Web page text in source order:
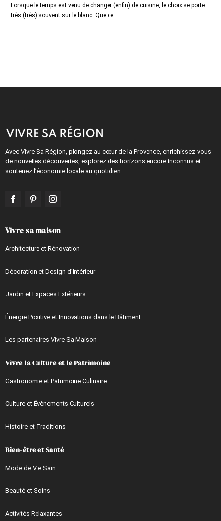
Lorsque le temps est venu de changer (enfin) de cuisine, le choix se porte
très (très) souvent sur le blanc. Que ce...
Avec Vivre Sa Région, plongez au cœur de la Provence, enrichissez-vous
de nouvelles découvertes, explorez des horizons encore inconnus et
soutenez l’économie locale au quotidien.
Vivre sa maison
Architecture et Rénovation
Décoration et Design d’Intérieur
Jardin et Espaces Extérieurs
Énergie Positive et Innovations dans le Bâtiment
Les partenaires Vivre Sa Maison
Vivre la Culture et le Patrimoine
Gastronomie et Patrimoine Culinaire
Culture et Évènements Culturels
Histoire et Traditions
Bien-être et Santé
Mode de Vie Sain
Beauté et Soins
Activités Relaxantes